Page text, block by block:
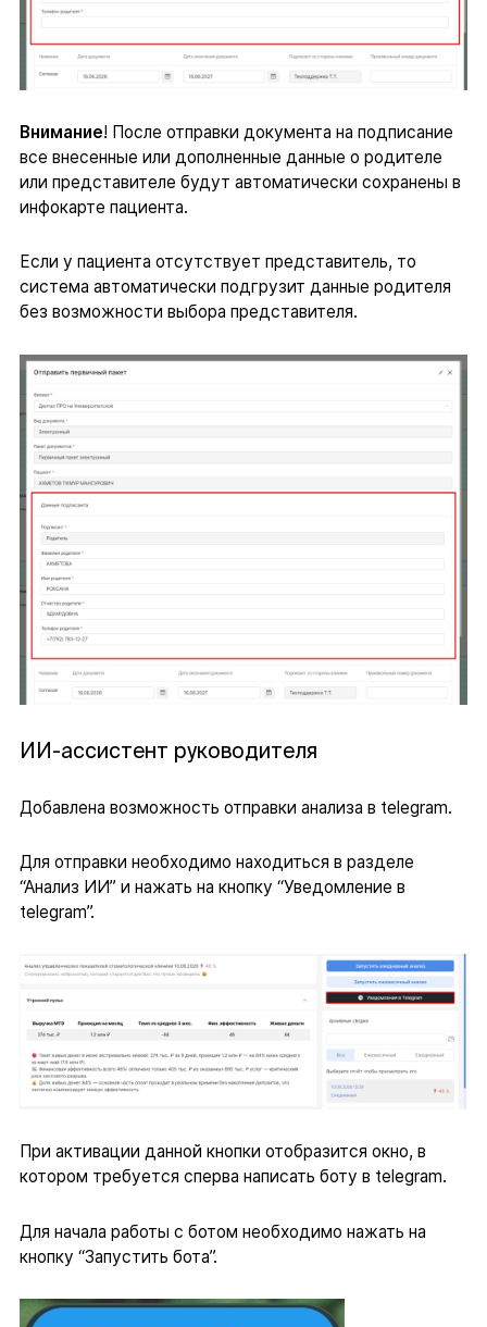
Внимание! После отправки документа на подписание
все внесенные или дополненные данные о родителе
или представителе будут автоматически сохранены в
инфокарте пациента.
Если у пациента отсутствует представитель, то
система автоматически подгрузит данные родителя
без возможности выбора представителя.
ИИ-ассистент руководителя
Добавлена возможность отправки анализа в telegram.
Для отправки необходимо находиться в разделе
“Анализ ИИ” и нажать на кнопку “Уведомление в
telegram”.
При активации данной кнопки отобразится окно, в
котором требуется сперва написать боту в telegram.
Для начала работы с ботом необходимо нажать на
кнопку “Запустить бота”.